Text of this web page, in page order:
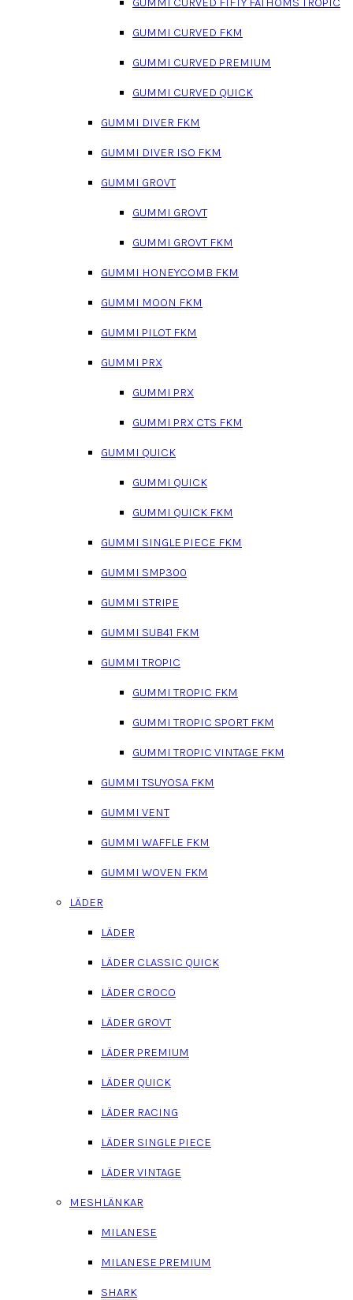
GUMMI CURVED FKM
GUMMI CURVED PREMIUM
GUMMI CURVED QUICK
GUMMI DIVER FKM
GUMMI DIVER ISO FKM
GUMMI GROVT
GUMMI GROVT
GUMMI GROVT FKM
GUMMI HONEYCOMB FKM
GUMMI MOON FKM
GUMMI PILOT FKM
GUMMI PRX
GUMMI PRX
GUMMI PRX CTS FKM
GUMMI QUICK
GUMMI QUICK
GUMMI QUICK FKM
GUMMI SINGLE PIECE FKM
GUMMI SMP300
GUMMI STRIPE
GUMMI SUB41 FKM
GUMMI TROPIC
GUMMI TROPIC FKM
GUMMI TROPIC SPORT FKM
GUMMI TROPIC VINTAGE FKM
GUMMI TSUYOSA FKM
GUMMI VENT
GUMMI WAFFLE FKM
GUMMI WOVEN FKM
LÄDER
LÄDER
LÄDER CLASSIC QUICK
LÄDER CROCO
LÄDER GROVT
LÄDER PREMIUM
LÄDER QUICK
LÄDER RACING
LÄDER SINGLE PIECE
LÄDER VINTAGE
MESHLÄNKAR
MILANESE
MILANESE PREMIUM
SHARK